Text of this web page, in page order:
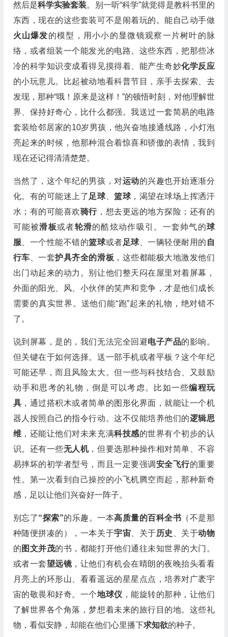
然后是科学实验套装。别一听“科学”就觉得是教科书里的
东西，现在的这些套装可不是闹着玩的。能自己动手做
火山爆发的模型，用小小的显微镜观察一片树叶的脉
络，或者组装一个能发光的电路。这些东西，把那些冰
冷的科学知识变成看得见摸得着、能产生奇妙化学反应
的小玩意儿。比起被动地看科普节目，亲手去探索、去
发现，那种“哦！原来是这样！”的顿悟时刻，对他理解世
界、保持好奇心，比什么都强。我送过一套简易的电路
套装给邻居家的10岁男孩，他兴奋地接通线路，小灯泡
亮起来的时候，他那种混合着惊喜和骄傲的表情，我到
现在还记得清清楚楚。
当然了，这个年纪的男孩，对运动的兴趣也开始逐渐分
化。有的可能迷上了 足球、篮球，渴望在球场上挥洒汗
水；有的可能喜欢骑行，想去更远的地方探险；还有的
可能被滑板或者轮滑的酷炫动作吸引。一套帅气的球
服 、一个性能不错的篮球或者足球、一辆轻便耐用的 自
行车 、一套护具齐全的滑板 ，这些都能极大地激发他们
出门动起来的动力。别让他们整天闷在屋里对着屏幕，
外面的阳光、风、小伙伴的笑声和竞争，才是他们成长
需要的真实世界。送他们能“跑”起来的礼物，绝对错不
了。
说到屏幕，是的，我们无法完全回避电子产品的影响。
但关键在于如何选择。送一部手机或者平板？这个年纪
可能还早，而且风险太大。但一些与科技结合、又鼓励
动手和思考的礼物，倒是可以考虑。比如一些编程玩
具 ，通过搭积木或者简单的图形化界面，就能让一个机
器人按照自己的指令行动。这不仅能培养他们的逻辑思
维 ，还能让他们对未来充满科技感的世界有个初步的认
识。还有一些无人机，但要选那种操作相对简单、不容
易摔坏的初学者型号，而且一定要强调安全飞行的重要
性。第一次看到自己操控的小飞机腾空而起，那种新奇
感，足以让他们兴奋好一阵子。
别忘了“探索”的乐趣。一本高质量的百科全书 （不是那
种随便拼凑的），一本关于宇宙 、关于历史 、关于动物
的 图文并茂的书，都能打开他们通往未知世界的大门。
或者一套望远镜 ，让他们有机会在晴朗的夜晚抬头看看
月亮上的环形山、看看遥远的星星点点，培养对广袤宇
宙的敬畏和好奇。一个地球仪 ，能旋转的那种，让他们
了解世界各个角落，梦想着未来的旅行目的地。这些礼
物，看似安静，却能在他们心里播下求知欲的种子。